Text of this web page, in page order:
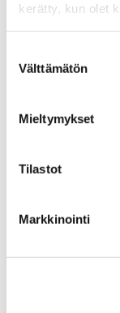
kerätty, kun olet
valinta
Välttämätön
Mieltymykset
Tilastot
Markkinointi
2017
2016
2012
2011